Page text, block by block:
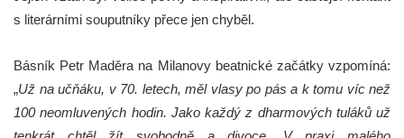
s literárními souputníky přece jen chyběl.
Básník Petr Maděra na Milanovy beatnické začátky vzpomíná:
„Už na učňáku, v 70. letech, měl vlasy po pás a k tomu víc než
100 neomluvených hodin. Jako každý z dharmových tuláků už